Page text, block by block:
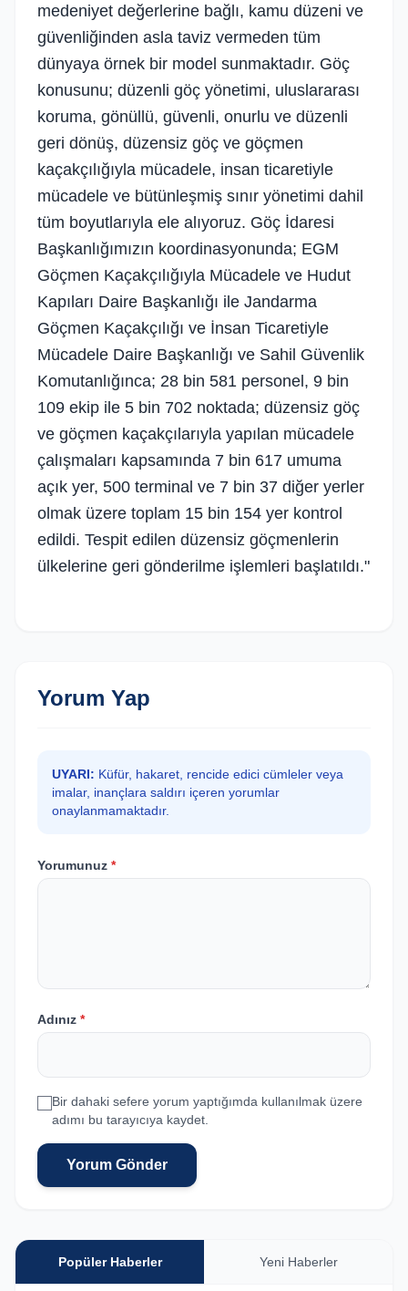
medeniyet değerlerine bağlı, kamu düzeni ve
güvenliğinden asla taviz vermeden tüm
dünyaya örnek bir model sunmaktadır. Göç
konusunu; düzenli göç yönetimi, uluslararası
koruma, gönüllü, güvenli, onurlu ve düzenli
geri dönüş, düzensiz göç ve göçmen
kaçakçılığıyla mücadele, insan ticaretiyle
mücadele ve bütünleşmiş sınır yönetimi dahil
tüm boyutlarıyla ele alıyoruz. Göç İdaresi
Başkanlığımızın koordinasyonunda; EGM
Göçmen Kaçakçılığıyla Mücadele ve Hudut
Kapıları Daire Başkanlığı ile Jandarma
Göçmen Kaçakçılığı ve İnsan Ticaretiyle
Mücadele Daire Başkanlığı ve Sahil Güvenlik
Komutanlığınca; 28 bin 581 personel, 9 bin
109 ekip ile 5 bin 702 noktada; düzensiz göç
ve göçmen kaçakçılarıyla yapılan mücadele
çalışmaları kapsamında 7 bin 617 umuma
açık yer, 500 terminal ve 7 bin 37 diğer yerler
olmak üzere toplam 15 bin 154 yer kontrol
edildi. Tespit edilen düzensiz göçmenlerin
ülkelerine geri gönderilme işlemleri başlatıldı."
Yorum Yap
UYARI: Küfür, hakaret, rencide edici cümleler veya
imalar, inançlara saldırı içeren yorumlar
onaylanmamaktadır.
Yorumunuz *
Adınız *
Bir dahaki sefere yorum yaptığımda kullanılmak üzere
adımı bu tarayıcıya kaydet.
Yorum Gönder
Popüler Haberler Yeni Haberler